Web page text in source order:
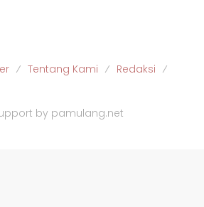
Tentang Kami
Redaksi
by pamulang.net